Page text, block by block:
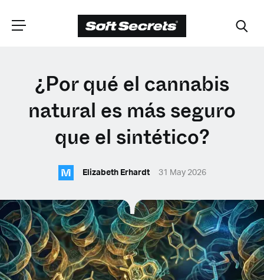
ELIGE TU
UBICACIÓN
English (United Kingdom)
English (United States)
Spanish (Spain)
Spanish (Latin America)
¿Por qué el cannabis
natural es más seguro
que el sintético?
M Elizabeth Erhardt 31 May 2026